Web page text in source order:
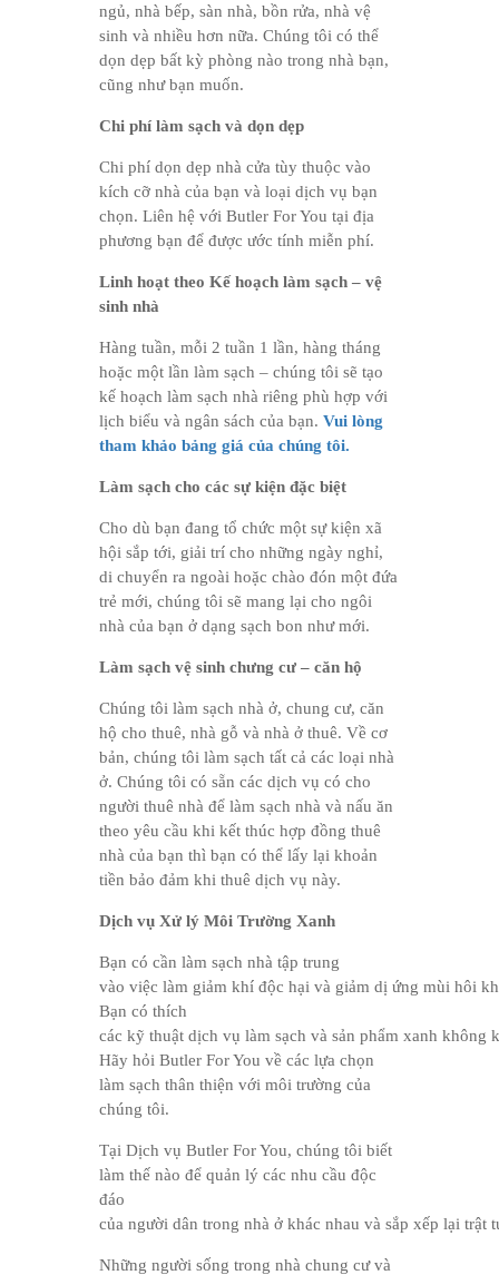
ngủ, nhà bếp, sàn nhà, bồn rửa, nhà vệ
sinh và nhiều hơn nữa. Chúng tôi có thể
dọn dẹp bất kỳ phòng nào trong nhà bạn,
cũng như bạn muốn.
Chi phí làm sạch và dọn dẹp
Chi phí dọn dẹp nhà cửa tùy thuộc vào
kích cỡ nhà của bạn và loại dịch vụ bạn
chọn. Liên hệ với Butler For You tại địa
phương bạn để được ước tính miễn phí.
Linh hoạt theo Kế hoạch làm sạch – vệ
sinh nhà
Hàng tuần, mỗi 2 tuần 1 lần, hàng tháng
hoặc một lần làm sạch – chúng tôi sẽ tạo
kế hoạch làm sạch nhà riêng phù hợp với
lịch biểu và ngân sách của bạn. Vui lòng
tham khảo bảng giá của chúng tôi.
Làm sạch cho các sự kiện đặc biệt
Cho dù bạn đang tổ chức một sự kiện xã
hội sắp tới, giải trí cho những ngày nghỉ,
di chuyển ra ngoài hoặc chào đón một đứa
trẻ mới, chúng tôi sẽ mang lại cho ngôi
nhà của bạn ở dạng sạch bon như mới.
Làm sạch vệ sinh chưng cư – căn hộ
Chúng tôi làm sạch nhà ở, chung cư, căn
hộ cho thuê, nhà gỗ và nhà ở thuê. Về cơ
bản, chúng tôi làm sạch tất cả các loại nhà
ở. Chúng tôi có sẵn các dịch vụ có cho
người thuê nhà để làm sạch nhà và nấu ăn
theo yêu cầu khi kết thúc hợp đồng thuê
nhà của bạn thì bạn có thể lấy lại khoản
tiền bảo đảm khi thuê dịch vụ này.
Dịch vụ Xử lý Môi Trường Xanh
Bạn có cần làm sạch nhà tập trung
vào việc làm giảm khí độc hại và giảm dị ứng mùi hôi
Bạn có thích
các kỹ thuật dịch vụ làm sạch và sản phẩm xanh không
Hãy hỏi Butler For You về các lựa chọn
làm sạch thân thiện với môi trường của
chúng tôi.
Tại Dịch vụ Butler For You, chúng tôi biết
làm thế nào để quản lý các nhu cầu độc
đáo
của người dân trong nhà ở khác nhau và sắp xếp lại trật
Những người sống trong nhà chung cư và